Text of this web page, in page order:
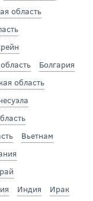
область
Болгария
область
Вьетнам
Индия Ирак